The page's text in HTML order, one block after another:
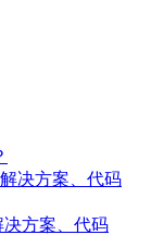
决方案、代码
决方案、代码